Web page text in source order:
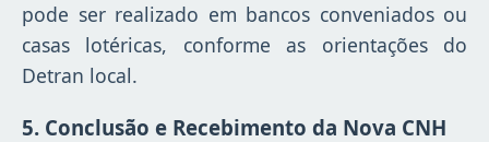
pode ser realizado em bancos conveniados ou
casas lotéricas, conforme as orientações do
Detran local.
5. Conclusão e Recebimento da Nova CNH